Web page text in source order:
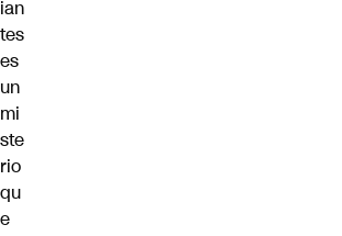
ian
tes
es
un
mi
ste
rio
qu
e